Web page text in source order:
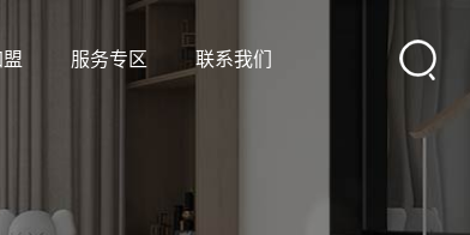
服务专区 联系我们